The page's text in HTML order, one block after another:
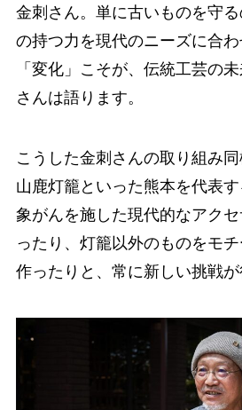
金刺さん。単に古いものを守
の持つ力を現代のニーズに合
「変化」こそが、伝統工芸の
さんは語ります。
こうした金刺さんの取り組み
山鹿灯籠といった熊本を代表す
象がんを施した現代的なアク
ったり、灯籠以外のものをモ
作ったりと、常に新しい挑戦が